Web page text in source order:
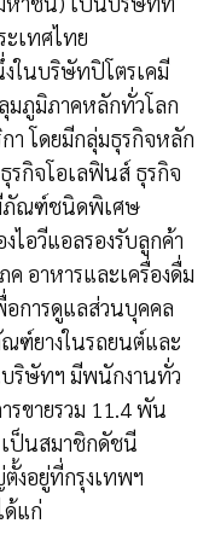
เทศไทย
ในบริษัทปิโตรเคมี
มภูมิภาคหลักทั่วโลก
า โดยมีกลุ่มธุรกิจหลัก
รกิจโอเลฟินส์ ธุรกิจ
ภัณฑ์ชนิดพิเศษ
อวีแอลรองรับลูกค้า
อาหารและเครื่องดื่ม
การดูแลส่วนบุคคล
ฑ์ยางในรถยนต์และ
ริษัทฯ มีพนักงานทั่ว
รขายรวม 11.4 พัน
ป็นสมาชิกดัชนี
งอยู่ที่กรุงเทพฯ
ด้แก่